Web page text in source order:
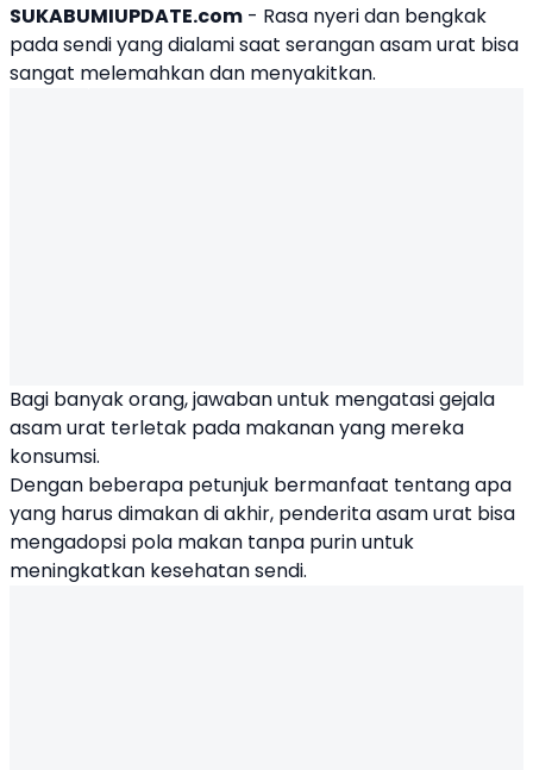
SUKABUMIUPDATE.com - Rasa nyeri dan bengkak
pada sendi yang dialami saat serangan asam urat bisa
sangat melemahkan dan menyakitkan.
Bagi banyak orang, jawaban untuk mengatasi gejala
asam urat terletak pada makanan yang mereka
konsumsi.
Dengan beberapa petunjuk bermanfaat tentang apa
yang harus dimakan di akhir, penderita asam urat bisa
mengadopsi pola makan tanpa purin untuk
meningkatkan kesehatan sendi.